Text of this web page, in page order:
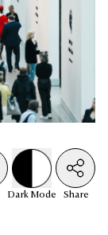
Share
Dark Mode